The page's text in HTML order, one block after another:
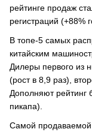
рейтинге продаж
регистраций (+88%
В топе-5 самых
китайским
Дилеры первого из
(рост в 8,9 раз),
Дополняют рейтинг
пикапа).
Самой продаваемой